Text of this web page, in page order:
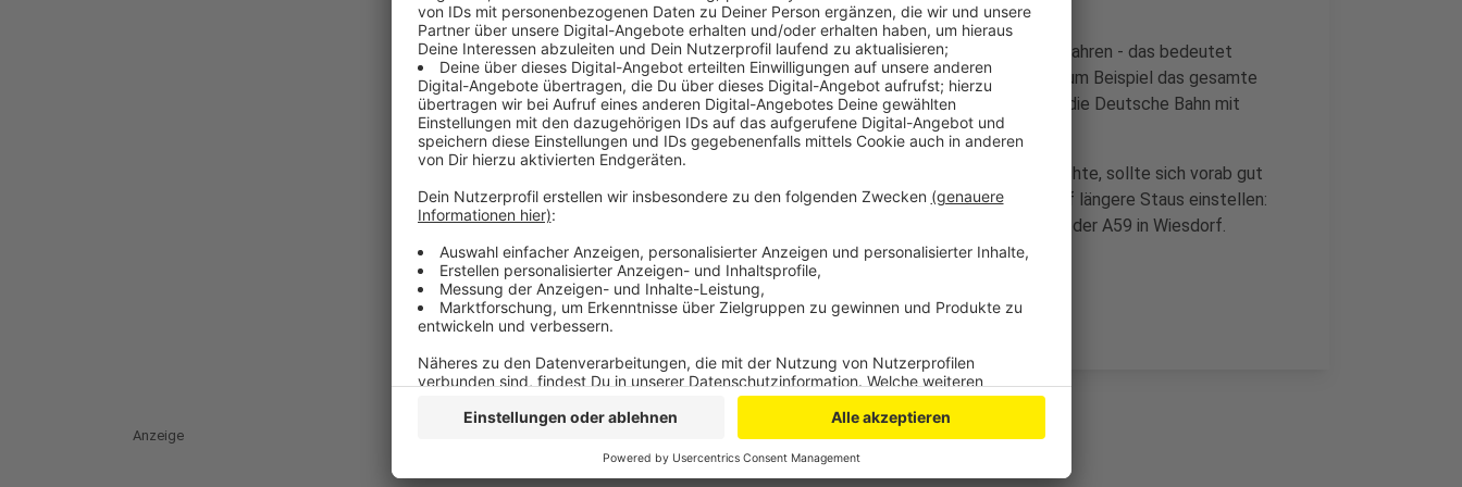
Viele Regionalbahnen müssen wegen der Baustelle Umleitungen fahren - das bedeutet
Ausfälle an vielen Haltestellen. So fährt der RE5 über Wiesdorf zum Beispiel das gesamte
Wochenende nicht. Der RE1 fährt dafür öfter. Trotzdem rechnet die Deutsche Bahn mit
extrem vollen Zügen und Verzögerungen.
Wer mit der Bahn am Wochenende zum Flughafen Köln/Bonn möchte, sollte sich vorab gut
informieren. Auch Autofahrer müssen sich rund um Leverkusen auf längere Staus einstellen:
neben dem Rückreiseverkehr gibt es auch noch eine Vollsperrung der A59 in Wiesdorf.
Anzeige
Anzeige